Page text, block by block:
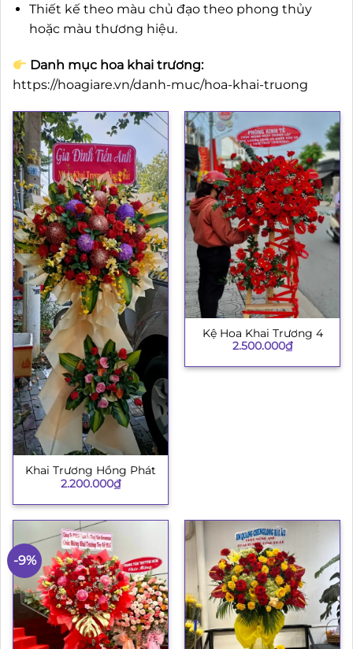
Thiết kế theo màu chủ đạo theo phong thủy
hoặc màu thương hiệu.
Danh mục hoa khai trương:
https://hoagiare.vn/danh-muc/hoa-khai-truong
Khai Trương Hồng Phát
2.200.000₫
Kệ Hoa Khai Trương 4
2.500.000₫
-9%